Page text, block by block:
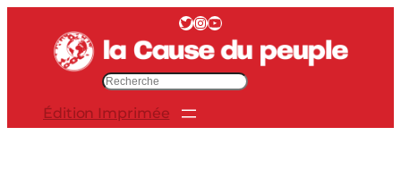
contenu
Twitter InstagramYouTube
Édition Imprimée